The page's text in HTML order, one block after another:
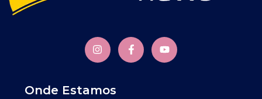
Onde Estamos